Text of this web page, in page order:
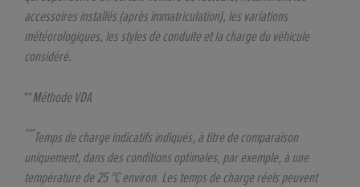
accessoires installés (après immatriculation), les variations
météorologiques, les styles de conduite et la charge du véhicule
considéré.
**Méthode VDA
***Temps de charge indicatifs indiqués, à titre de comparaison
uniquement, dans des conditions optimales, par exemple, à une
température de 25 °C environ. Les temps de charge réels peuvent